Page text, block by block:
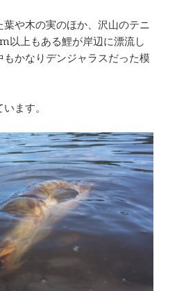
や木の実のほか、沢山のテニ
以上もある鯉が岸辺に漂流し
かなりデンジャラスだった模
ます。